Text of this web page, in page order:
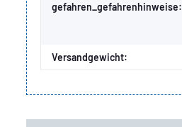
gefahren_gefahrenhinweise:
Versandgewicht: